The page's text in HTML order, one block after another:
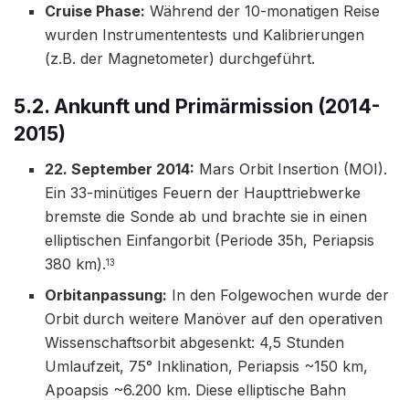
Cruise Phase: Während der 10-monatigen Reise
wurden Instrumententests und Kalibrierungen
(z.B. der Magnetometer) durchgeführt.
5.2. Ankunft und Primärmission (2014-
2015)
22. September 2014: Mars Orbit Insertion (MOI).
Ein 33-minütiges Feuern der Haupttriebwerke
bremste die Sonde ab und brachte sie in einen
elliptischen Einfangorbit (Periode 35h, Periapsis
380 km).13
Orbitanpassung: In den Folgewochen wurde der
Orbit durch weitere Manöver auf den operativen
Wissenschaftsorbit abgesenkt: 4,5 Stunden
Umlaufzeit, 75° Inklination, Periapsis ~150 km,
Apoapsis ~6.200 km. Diese elliptische Bahn